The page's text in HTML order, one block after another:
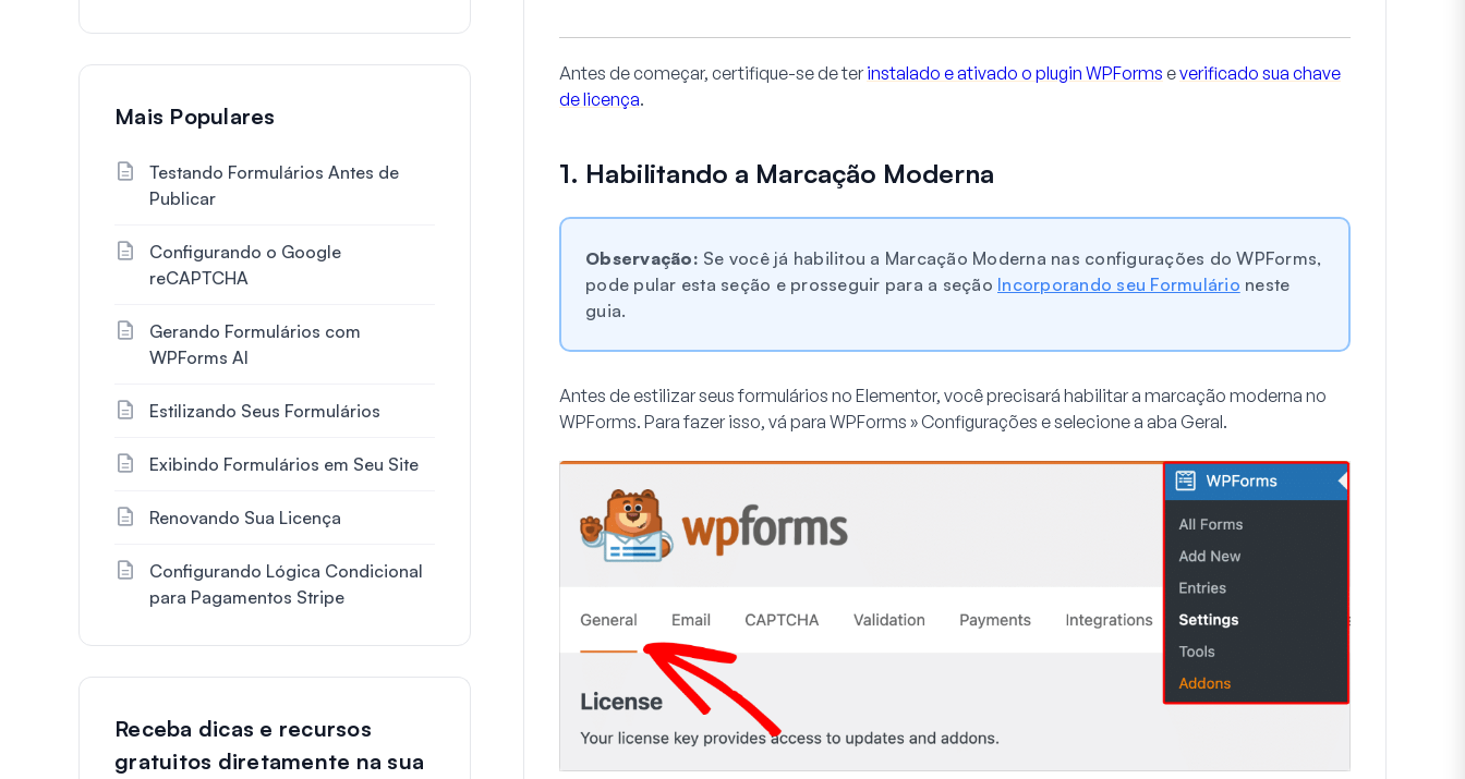
Antes de começar, certifique-se de ter instalado e ativado o plugin WPForms everificado sua chave
de licença.
1. Habilitando a Marcação Moderna
Observação: Se você já habilitou a Marcação Moderna nas configurações do WPForms,
pode pular esta seção e prosseguir para a seção Incorporando seu Formulário neste
guia.
Antes de estilizar seus formulários no Elementor, você precisará habilitar a marcação moderna no
WPForms. Para fazer isso, vá para WPForms » Configurações e selecione a aba Geral.
Mais Populares
Testando Formulários Antes de
Publicar
Configurando o Google
reCAPTCHA
Gerando Formulários com
WPForms AI
Estilizando Seus Formulários
Exibindo Formulários em Seu Site
Renovando Sua Licença
Configurando Lógica Condicional
para Pagamentos Stripe
Receba dicas e recursos
gratuitos diretamente na sua